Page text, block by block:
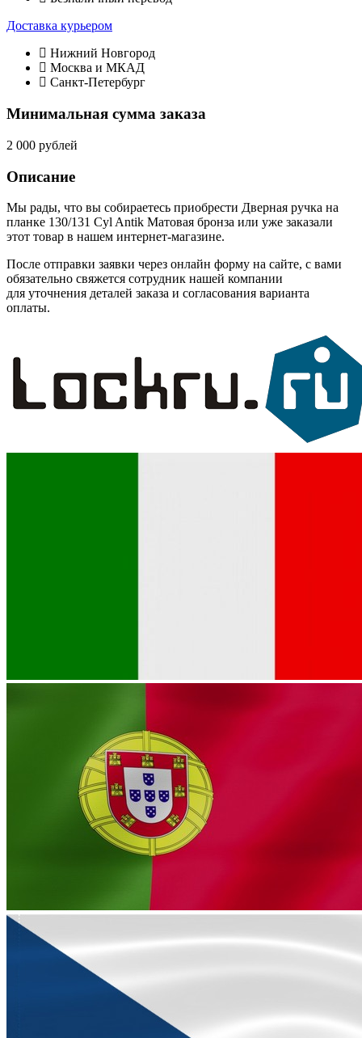
Доставка курьером
Нижний Новгород
Москва и МКАД
Санкт-Петербург
Минимальная сумма заказа
2 000 рублей
Описание
Мы рады, что вы собираетесь приобрести Дверная ручка на
планке 130/131 Cyl Antik Матовая бронза или уже заказали
этот товар в нашем интернет-магазине.
После отправки заявки через онлайн форму на сайте, с вами
обязательно свяжется сотрудник нашей компании
для уточнения деталей заказа и согласования варианта
оплаты.